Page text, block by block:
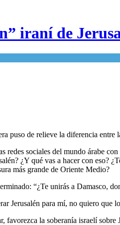
iraní de
puso de relieve la diferencia
sociales del mundo árabe
¿Y qué vas a hacer con
más grande de Oriente Medio?
“¿Te unirás a Damasco,
Jerusalén para mí, no quiero que
la soberanía israelí